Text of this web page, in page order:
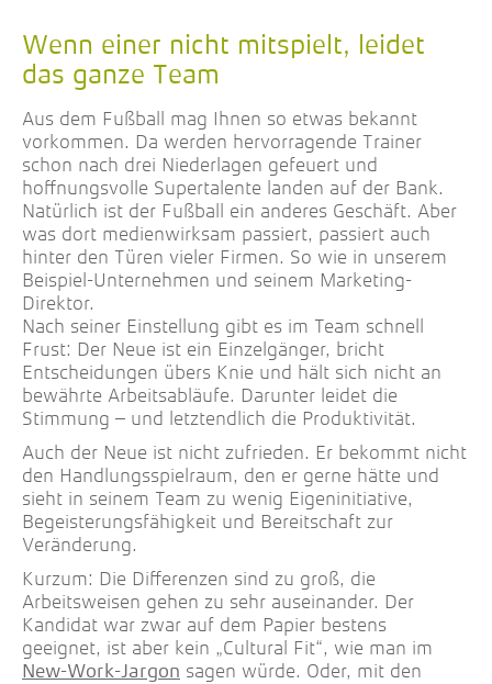
Wenn einer nicht mitspielt, leidet
das ganze Team
Aus dem Fußball mag Ihnen so etwas bekannt
vorkommen. Da werden hervorragende Trainer
schon nach drei Niederlagen gefeuert und
hoffnungsvolle Supertalente landen auf der Bank.
Natürlich ist der Fußball ein anderes Geschäft. Aber
was dort medienwirksam passiert, passiert auch
hinter den Türen vieler Firmen. So wie in unserem
Beispiel-Unternehmen und seinem Marketing-
Direktor.
Nach seiner Einstellung gibt es im Team schnell
Frust: Der Neue ist ein Einzelgänger, bricht
Entscheidungen übers Knie und hält sich nicht an
bewährte Arbeitsabläufe. Darunter leidet die
Stimmung – und letztendlich die Produktivität.
Auch der Neue ist nicht zufrieden. Er bekommt nicht
den Handlungsspielraum, den er gerne hätte und
sieht in seinem Team zu wenig Eigeninitiative,
Begeisterungsfähigkeit und Bereitschaft zur
Veränderung.
Kurzum: Die Differenzen sind zu groß, die
Arbeitsweisen gehen zu sehr auseinander. Der
Kandidat war zwar auf dem Papier bestens
geeignet, ist aber kein „Cultural Fit“, wie man im
New-Work-Jargon sagen würde. Oder, mit den